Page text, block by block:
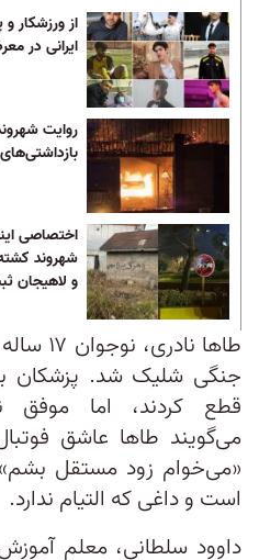
از ورزشکار
ایرانی در
روایت
شهروند
و لاهیجان
طاها
جنگی شلیک شد. پزشکان
قطع کردند، اما موفق
می‌گویند طاها عاشق
«می‌خوام زود مستقل
است و داغی که التیام ندارد.
داوود سلطانی، معلم